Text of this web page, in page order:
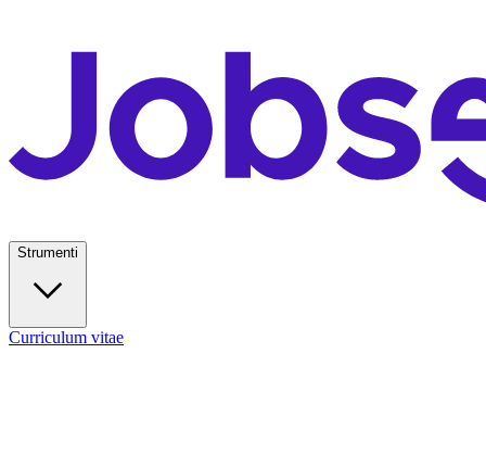
Strumenti
Curriculum vitae